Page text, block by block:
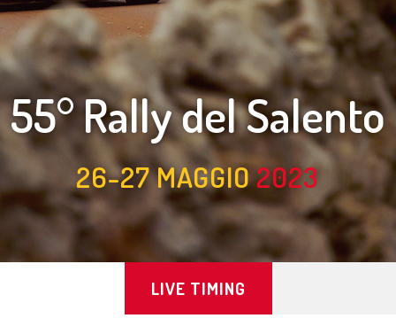
55° Rally del Salento
26-27 MAGGIO2023
LIVE TIMING